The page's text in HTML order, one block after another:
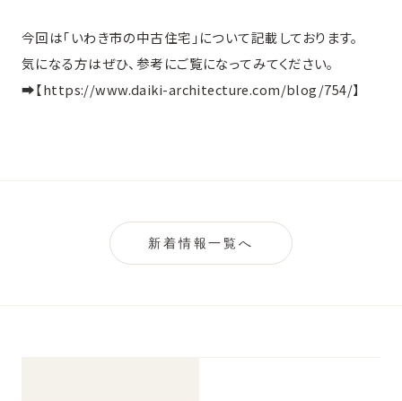
今回は「いわき市の中古住宅」について記載しております。
気になる方はぜひ、参考にご覧になってみてください。
➡️【https://www.daiki-architecture.com/blog/754/】
新着情報一覧へ